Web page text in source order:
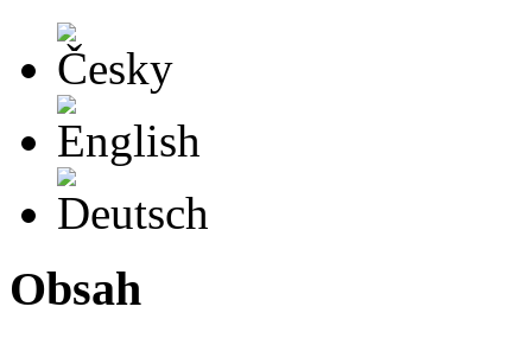
Obsah